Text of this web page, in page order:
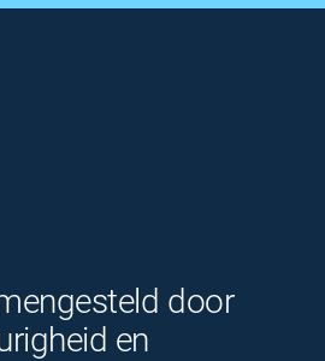
door
en